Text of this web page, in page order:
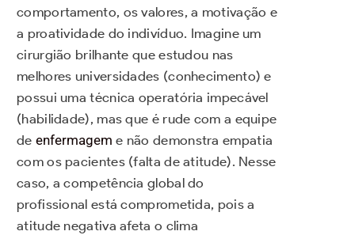
comportamento, os valores, a motivação e
a proatividade do indivíduo. Imagine um
cirurgião brilhante que estudou nas
melhores universidades (conhecimento) e
possui uma técnica operatória impecável
(habilidade), mas que é rude com a equipe
de enfermagem e não demonstra empatia
com os pacientes (falta de atitude). Nesse
caso, a competência global do
profissional está comprometida, pois a
atitude negativa afeta o clima